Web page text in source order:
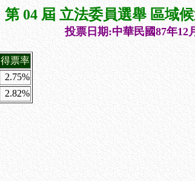
第 04 屆 立法委員選舉 區域
投票日期:中華民國87年12
得票率
2.75%
2.82%